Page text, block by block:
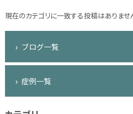
現在のカテゴリに一致する投稿はありませ
ブログ一覧
症例一覧